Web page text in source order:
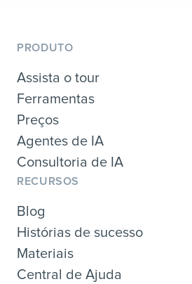
PRODUTO
Assista o tour
Ferramentas
Preços
Agentes de IA
Consultoria de IA
RECURSOS
Blog
Histórias de sucesso
Materiais
Central de Ajuda